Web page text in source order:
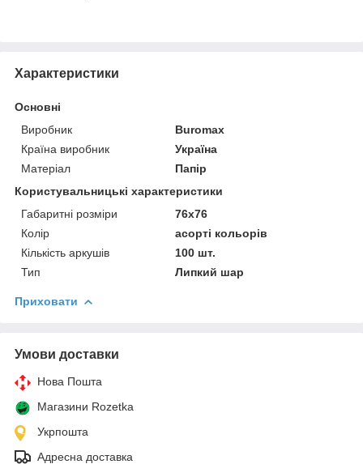
Характеристики
Основні
Виробник
Buromax
Країна виробник
Україна
Матеріал
Папір
Користувальницькі характеристики
Габаритні розміри
76x76
Колір
асорті кольорів
Кількість аркушів
100 шт.
Тип
Липкий шар
Приховати
Умови доставки
Нова Пошта
Магазини Rozetka
Укрпошта
Адресна доставка